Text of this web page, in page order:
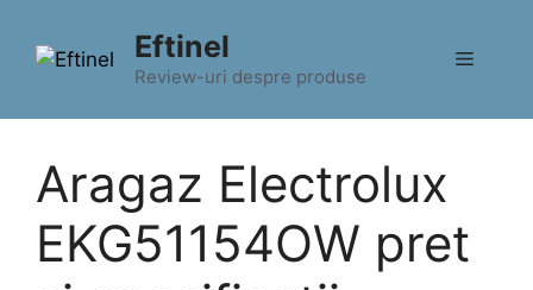
conținut
Eftinel
Review-uri despre produse
Meniu
Aragaz Electrolux
EKG51154OW pret